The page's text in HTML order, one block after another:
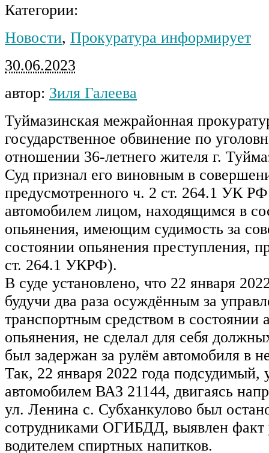
Категории:
Новости, Прокуратура информирует
30.06.2023
автор: Зиля Галеева
Туймазинская межрайонная
государственное обвинение по
отношении 36-летнего жителя г.
Суд признал его виновным в
предусмотренного ч. 2 ст. 264.1 УК
автомобилем лицом, находящимся в
опьянения, имеющим судимость за
состоянии опьянения преступления,
ст. 264.1 УКРФ).
В суде установлено, что 22 января
будучи два раза осуждённым за
транспортным средством в состоянии
опьянения, не сделал для себя
был задержан за рулём автомобиля в
Так, 22 января 2022 года подсудимый,
автомобилем ВАЗ 21144, двигаясь
ул. Ленина с. Субханкулово был
сотрудниками ОГИБДД, выявлен факт
водителем спиртных напитков.